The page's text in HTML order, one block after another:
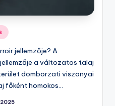
jellemzője? A
a változatos talaj
domborzati viszonyai
főként homokos…